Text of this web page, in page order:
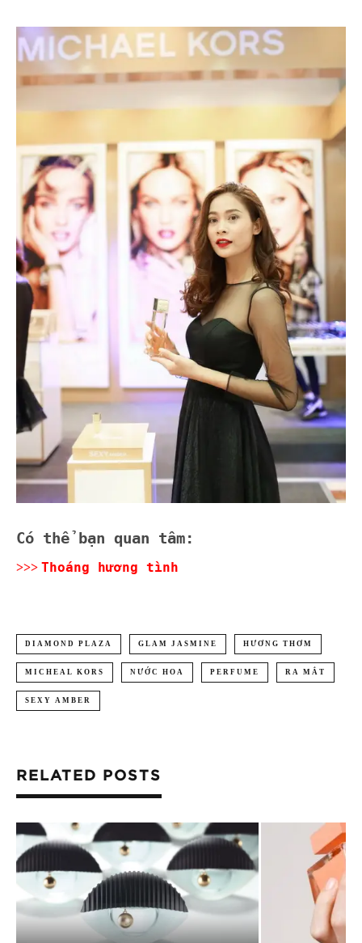
Có thể bạn quan tâm:
>>> Thoáng hương tình
DIAMOND PLAZA GLAM JASMINE HƯƠNG THƠM
MICHEAL KORS NƯỚC HOA PERFUME RA MẮT
SEXY AMBER
RELATED POSTS